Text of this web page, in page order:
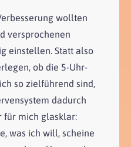
wollten
versprochenen
einstellen. Statt also
ob die 5-Uhr-
so zielführend sind,
dadurch
für mich glasklar:
was ich will, scheine